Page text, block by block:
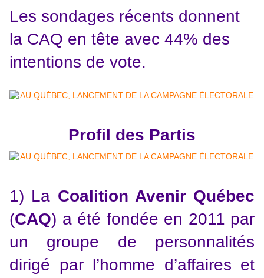
Les sondages récents donnent
la CAQ en tête avec 44% des
intentions de vote.
Profil des Partis
1) La Coalition Avenir Québec
(CAQ) a été fondée en 2011 par
un groupe de personnalités
dirigé par l’homme d’affaires et